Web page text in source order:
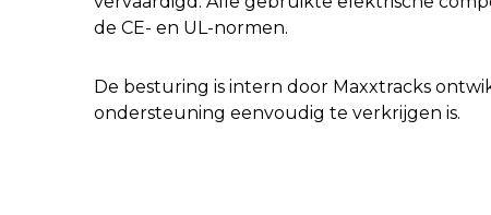
de CE- en UL-normen.
De besturing is intern door Maxxtracks
ondersteuning eenvoudig te verkrijgen is.